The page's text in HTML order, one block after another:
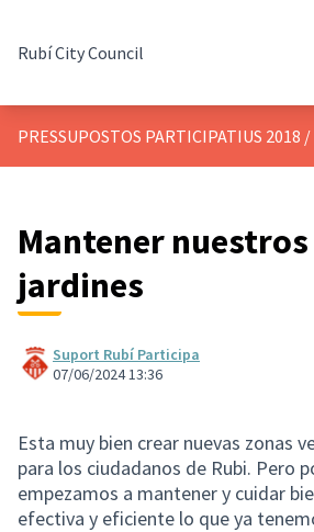
Rubí City Council
PRESSUPOSTOS PARTICIPATIUS 2018 /
Mantener
jardines
Suport Rubí Participa
07/06/2024 13:36
Esta muy bien crear nuevas zonas
para los ciudadanos de Rubi. Pero
empezamos a mantener y cuidar
efectiva y eficiente lo que ya